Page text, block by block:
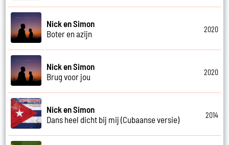
Nick en Simon
Boter en azijn
2020
Nick en Simon
Brug voor jou
2020
Nick en Simon
Dans heel dicht bij mij (Cubaanse versie)
2014